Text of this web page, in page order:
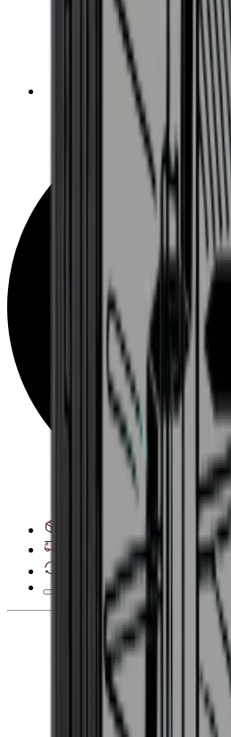
Se leveringsalternativer
28 dagers angrerett